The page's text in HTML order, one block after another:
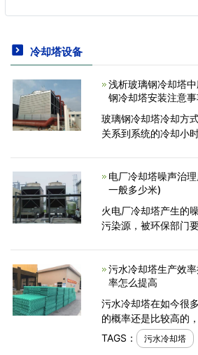
冷却塔设备
浅析玻璃钢冷却塔
钢冷却塔安装注意
玻璃钢冷却塔冷却方
关系到系统的冷却小
4.5℃，室外湿球温度
电厂冷却塔噪声治
一般多少米)
火电厂冷却塔产生的
污染源，被环保部门
噪的同时阻挡了冷
污水冷却塔生产效
率怎么提高
污水冷却塔在如今很
的概率还是比较高的
选择购买这一设备来
冷却塔设备的厂家想
TAGS： 污水冷却塔